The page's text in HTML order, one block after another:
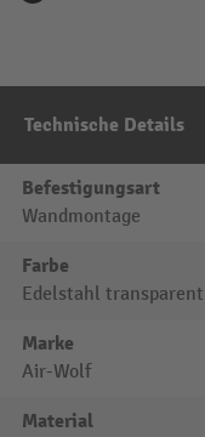
Technische Details
Befestigungsart
Wandmontage
Farbe
Edelstahl
Marke
Air-Wolf
Material